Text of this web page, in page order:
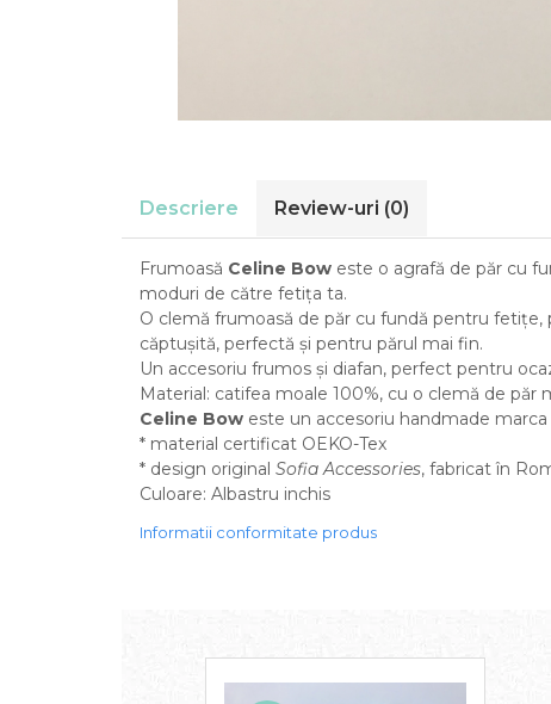
Descriere Review-uri (0)
Frumoasă Celine Bow este o agrafă de păr cu
moduri de către fetița ta.
O clemă frumoasă de păr cu fundă pentru
căptușită, perfectă și pentru părul mai fin.
Un accesoriu frumos și diafan, perfect pentru
Material: catifea moale 100%, cu o clemă de păr
Celine Bow este un accesoriu handmade marca
* material certificat OEKO-Tex
* design original Sofia Accessories, fabricat în
Culoare: Albastru inchis
Informatii conformitate produs